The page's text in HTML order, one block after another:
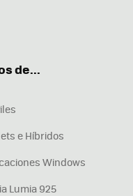
de...
e Híbridos
Windows
Lumia 925